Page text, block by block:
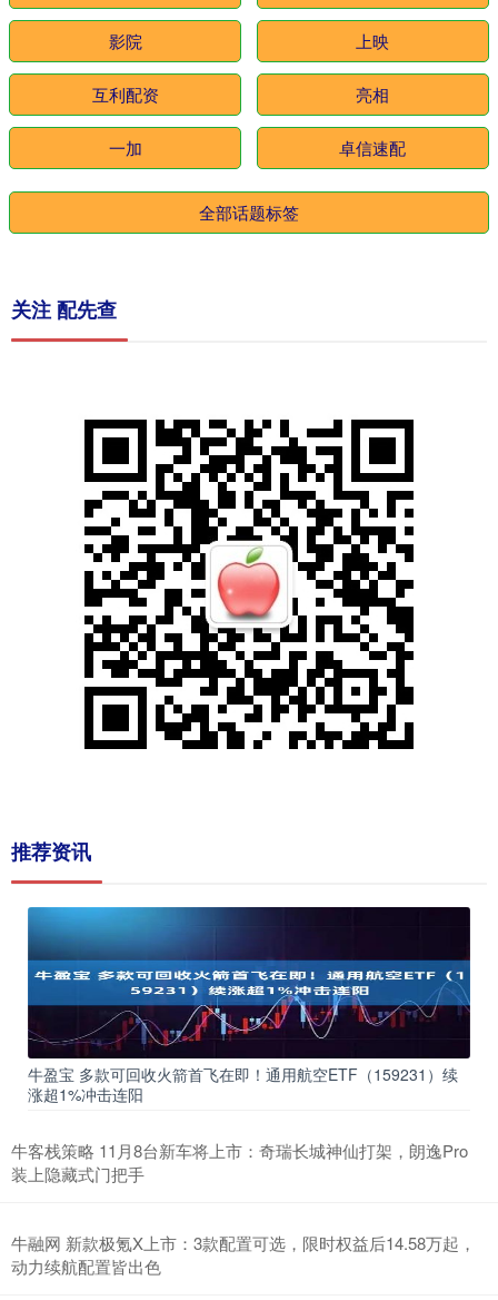
影院 上映
互利配资 亮相
一加 卓信速配
全部话题标签
关注 配先查
推荐资讯
牛盈宝 多款可回收火箭首飞在即！通用航空ETF（159231）续
涨超1%冲击连阳
牛客栈策略 11月8台新车将上市：奇瑞长城神仙打架，朗逸Pro
装上隐藏式门把手
牛融网 新款极氪X上市：3款配置可选，限时权益后14.58万起，
动力续航配置皆出色